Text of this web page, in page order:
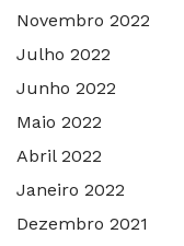
Novembro 2022
Julho 2022
Junho 2022
Maio 2022
Abril 2022
Janeiro 2022
Dezembro 2021